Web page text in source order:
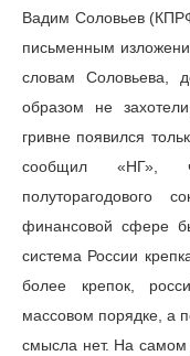
Вадим Соловьев
письменным
словам Соловьева,
образом не
гривне появился
сообщил «НГ»,
полуторагодового
финансовой сфере
система России
более крепок,
массовом порядке, а
смысла нет. На